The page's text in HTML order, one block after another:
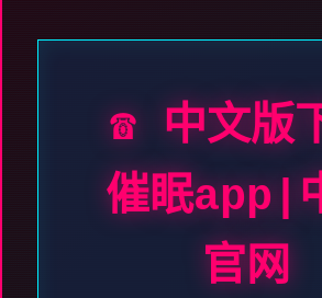
☎️ 中文版
催眠app|
官网